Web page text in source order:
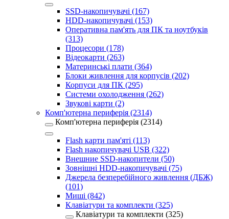
SSD-накопичувачі (167)
HDD-накопичувачі (153)
Оперативна пам'ять для ПК та ноутбуків
(313)
Процесори (178)
Відеокарти (263)
Материнські плати (364)
Блоки живлення для корпусів (202)
Корпуси для ПК (295)
Системи охолодження (262)
Звукові карти (2)
Комп'ютерна периферія (2314)
Комп'ютерна периферія (2314)
Flash карти пам'яті (113)
Flash накопичувачі USB (322)
Внешние SSD-накопители (50)
Зовнішні HDD-накопичувачі (75)
Джерела безперебійного живлення (ДБЖ)
(101)
Миші (842)
Клавіатури та комплекти (325)
Клавіатури та комплекти (325)